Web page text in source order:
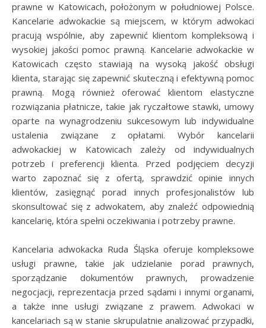
prawne w Katowicach, położonym w południowej Polsce.
Kancelarie adwokackie są miejscem, w którym adwokaci
pracują wspólnie, aby zapewnić klientom kompleksową i
wysokiej jakości pomoc prawną. Kancelarie adwokackie w
Katowicach często stawiają na wysoką jakość obsługi
klienta, starając się zapewnić skuteczną i efektywną pomoc
prawną. Mogą również oferować klientom elastyczne
rozwiązania płatnicze, takie jak ryczałtowe stawki, umowy
oparte na wynagrodzeniu sukcesowym lub indywidualne
ustalenia związane z opłatami. Wybór kancelarii
adwokackiej w Katowicach zależy od indywidualnych
potrzeb i preferencji klienta. Przed podjęciem decyzji
warto zapoznać się z ofertą, sprawdzić opinie innych
klientów, zasięgnąć porad innych profesjonalistów lub
skonsultować się z adwokatem, aby znaleźć odpowiednią
kancelarię, która spełni oczekiwania i potrzeby prawne.
Kancelaria adwokacka Ruda Śląska oferuje kompleksowe
usługi prawne, takie jak udzielanie porad prawnych,
sporządzanie dokumentów prawnych, prowadzenie
negocjacji, reprezentacja przed sądami i innymi organami,
a także inne usługi związane z prawem. Adwokaci w
kancelariach są w stanie skrupulatnie analizować przypadki,